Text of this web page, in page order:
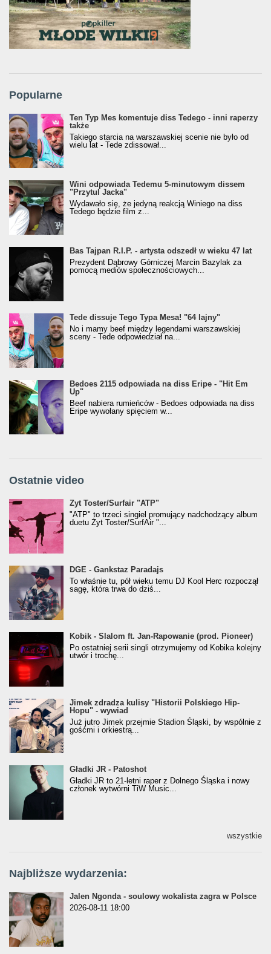
Popularne
Ten Typ Mes komentuje diss Tedego - inni raperzy
także
Takiego starcia na warszawskiej scenie nie było od
wielu lat - Tede zdissował...
Wini odpowiada Tedemu 5-minutowym dissem
"Przytul Jacka"
Wydawało się, że jedyną reakcją Winiego na diss
Tedego będzie film z...
Bas Tajpan R.I.P. - artysta odszedł w wieku 47 lat
Prezydent Dąbrowy Górniczej Marcin Bazylak za
pomocą mediów społecznościowych...
Tede dissuje Tego Typa Mesa! "64 lajny"
No i mamy beef między legendami warszawskiej
sceny - Tede odpowiedział na...
Bedoes 2115 odpowiada na diss Eripe - "Hit Em
Up"
Beef nabiera rumieńców - Bedoes odpowiada na diss
Eripe wywołany spięciem w...
Ostatnie video
Żyt Toster/SurfAir - ATP VIDEO
Żyt Toster/Surfair "ATP"
"ATP" to trzeci singiel promujący nadchodzący album
duetu Żyt Toster/SurfAir "...
donGURALesko z nagrodą za
Klasyczny/Trueschoolowy Album Roku
(Popkillery 2023)
DGE - Gankstaz Paradajs
To właśnie tu, pół wieku temu DJ Kool Herc rozpoczął
sagę, która trwa do dziś...
Kobik - Slalom ft. Jan-Rapowanie (prod. Pioneer)
[Official Music Visualiser]
Kobik - Slalom ft. Jan-Rapowanie (prod. Pioneer)
Po ostatniej serii singli otrzymujemy od Kobika kolejny
utwór i trochę...
Jimek zdradza kulisy "Historii Polskiego Hip-
Hopu" - wywiad
Jimek zdradza kulisy "Historii Polskiego Hip-
Hopu" - wywiad
Już jutro Jimek przejmie Stadion Śląski, by wspólnie z
gośćmi i orkiestrą...
Gładki JR - Patoshot
Gładki JR - Patoshot
Gładki JR to 21-letni raper z Dolnego Śląska i nowy
członek wytwórni TiW Music...
wszystkie
Najbliższe wydarzenia:
Jalen Ngonda - soulowy wokalista zagra w Polsce
2026-08-11 18:00